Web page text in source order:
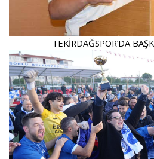
TEKİRDAĞSPOR’DA